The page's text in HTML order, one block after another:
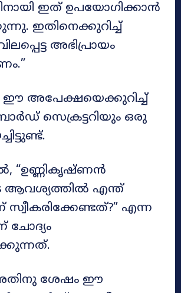
ഇത് ഉപയോഗിക്കാൻ
ഇതിനെക്കുറിച്ച്
അഭിപ്രായം
ഈ അപേക്ഷയെക്കുറിച്ച്
സെക്രട്ടറിയും ഒരു
“ഉണ്ണികൃഷ്ണൻ
ആവശ്യത്തിൽ എന്ത്
സ്വീകരിക്കേണ്ടത്?” എന്ന
ചോദ്യം
ശേഷം ഈ